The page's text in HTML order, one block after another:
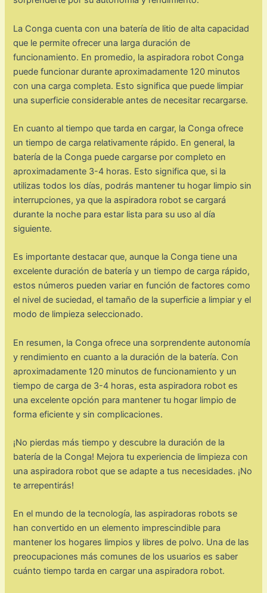
La Conga cuenta con una batería de litio de alta capacidad
que le permite ofrecer una larga duración de
funcionamiento. En promedio, la aspiradora robot Conga
puede funcionar durante aproximadamente 120 minutos
con una carga completa. Esto significa que puede limpiar
una superficie considerable antes de necesitar recargarse.
En cuanto al tiempo que tarda en cargar, la Conga ofrece
un tiempo de carga relativamente rápido. En general, la
batería de la Conga puede cargarse por completo en
aproximadamente 3-4 horas. Esto significa que, si la
utilizas todos los días, podrás mantener tu hogar limpio sin
interrupciones, ya que la aspiradora robot se cargará
durante la noche para estar lista para su uso al día
siguiente.
Es importante destacar que, aunque la Conga tiene una
excelente duración de batería y un tiempo de carga rápido,
estos números pueden variar en función de factores como
el nivel de suciedad, el tamaño de la superficie a limpiar y el
modo de limpieza seleccionado.
En resumen, la Conga ofrece una sorprendente autonomía
y rendimiento en cuanto a la duración de la batería. Con
aproximadamente 120 minutos de funcionamiento y un
tiempo de carga de 3-4 horas, esta aspiradora robot es
una excelente opción para mantener tu hogar limpio de
forma eficiente y sin complicaciones.
¡No pierdas más tiempo y descubre la duración de la
batería de la Conga! Mejora tu experiencia de limpieza con
una aspiradora robot que se adapte a tus necesidades. ¡No
te arrepentirás!
En el mundo de la tecnología, las aspiradoras robots se
han convertido en un elemento imprescindible para
mantener los hogares limpios y libres de polvo. Una de las
preocupaciones más comunes de los usuarios es saber
cuánto tiempo tarda en cargar una aspiradora robot.